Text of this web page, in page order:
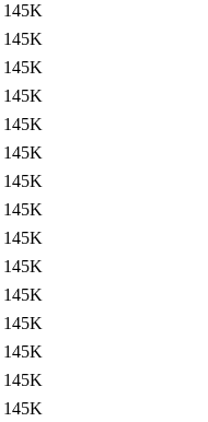
145K
145K
145K
145K
145K
145K
145K
145K
145K
145K
145K
145K
145K
145K
145K